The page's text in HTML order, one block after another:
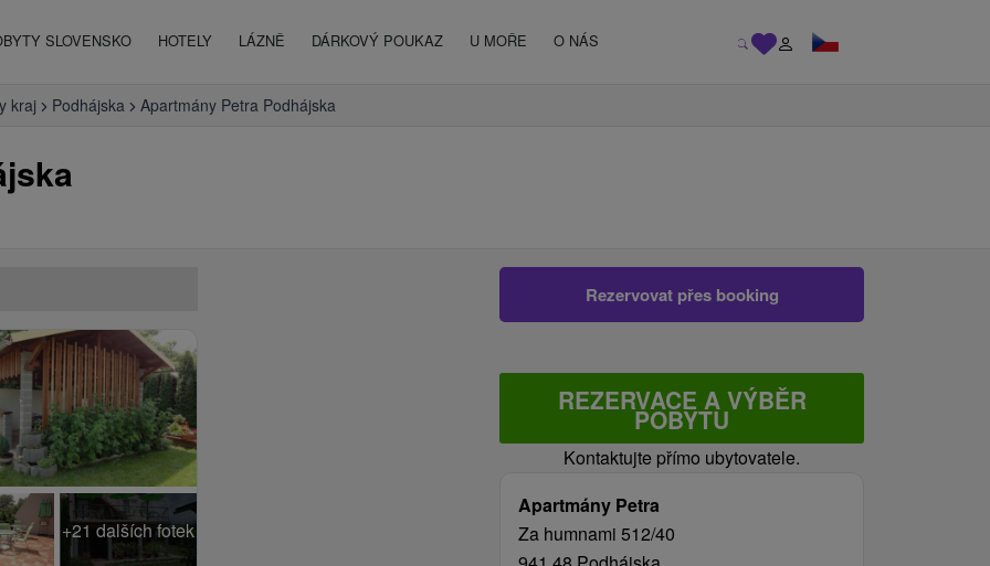
SLOVENSKO HOTELY LÁZNĚ DÁRKOVÝ POUKAZ U MOŘE O NÁS
kraj Podhájska Apartmány Petra Podhájska
Rezervovat přes booking
REZERVACE A VÝBĚR
POBYTU
Kontaktujte přímo ubytovatele.
Apartmány Petra
Za humnami 512/40
+21 dalších fotek